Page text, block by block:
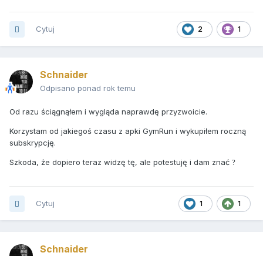
2 1
Cytuj
Schnaider
Odpisano ponad rok temu
Od razu ściągnąłem i wygląda naprawdę przyzwoicie.
Korzystam od jakiegoś czasu z apki GymRun i wykupiłem roczną
subskrypcję.
Szkoda, że dopiero teraz widzę tę, ale potestuję i dam znać ?
1 1
Cytuj
Schnaider